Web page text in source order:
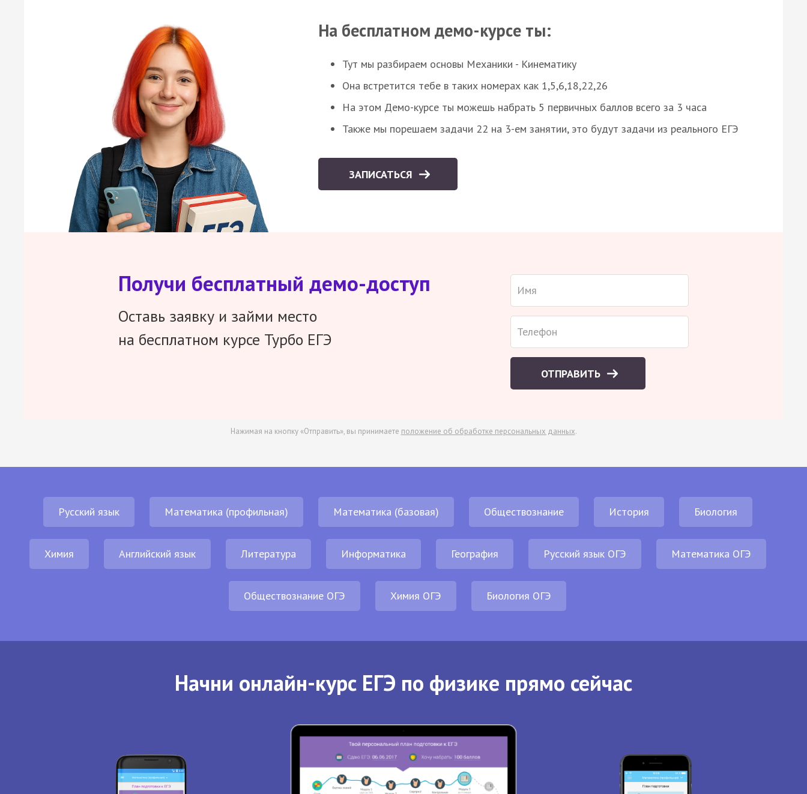
На бесплатном демо-курсе ты:
Тут мы разбираем основы Механики - Кинематику
Она встретится тебе в таких номерах как 1,5,6,18,22,26
На этом Демо-курсе ты можешь набрать 5 первичных баллов всего за 3 часа
Также мы порешаем задачи 22 на 3-ем занятии, это будут задачи из реального ЕГЭ
ЗАПИСАТЬСЯ
Получи бесплатный демо-доступ
Оставь заявку и займи место
на бесплатном курсе Турбо ЕГЭ
ОТПРАВИТЬ
Нажимая на кнопку «Отправить», вы принимаете положение об обработке персональных данных.
Русский язык Математика (профильная) Математика (базовая) Обществознание История Биология
Химия Английский язык Литература Информатика География Русский язык ОГЭ Математика ОГЭ
Обществознание ОГЭ Химия ОГЭ Биология ОГЭ
Начни онлайн-курс ЕГЭ по физике прямо сейчас